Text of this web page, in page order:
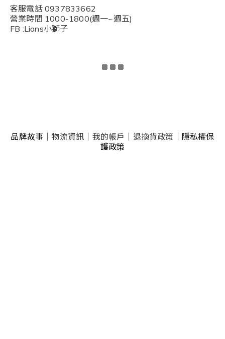
客服電話 0937833662
營業時間 1000-1800(週一~週五)
FB :Lions小獅子
品牌故事 物流資訊 我的帳戶 退換貨政策
隱私權保
護政策